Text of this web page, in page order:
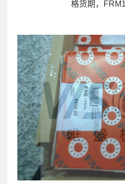
格货期，